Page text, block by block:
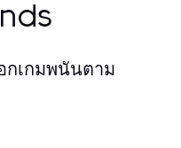
กเกมพนันตาม